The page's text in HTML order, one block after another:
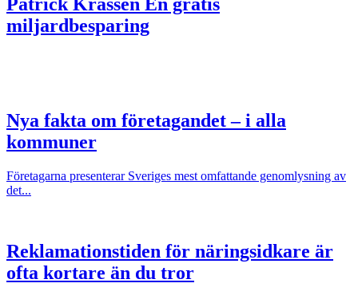
miljardbesparing
Nya fakta om företagandet – i alla
kommuner
Företagarna presenterar Sveriges mest omfattande genomlysning av
det...
Reklamationstiden för näringsidkare är
ofta kortare än du tror